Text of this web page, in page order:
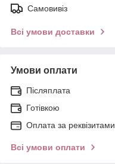
Самовивіз
Всі умови доставки
Умови оплати
Післяплата
Готівкою
Оплата за реквізитами
Всі умови оплати